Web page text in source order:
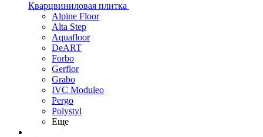
Кварцвиниловая плитка
Alpine Floor
Alta Step
Aquafloor
DeART
Forbo
Gerflor
Grabo
IVC Moduleo
Pergo
Polystyl
Еще